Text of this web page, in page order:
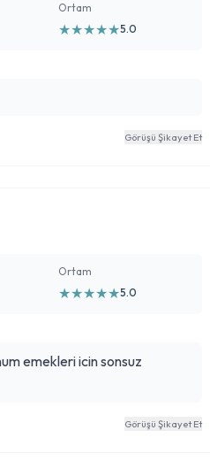
Ortam
★★★★★5.0
Görüşü Şikayet Et
Ortam
★★★★★5.0
emekleri icin sonsuz
Görüşü Şikayet Et